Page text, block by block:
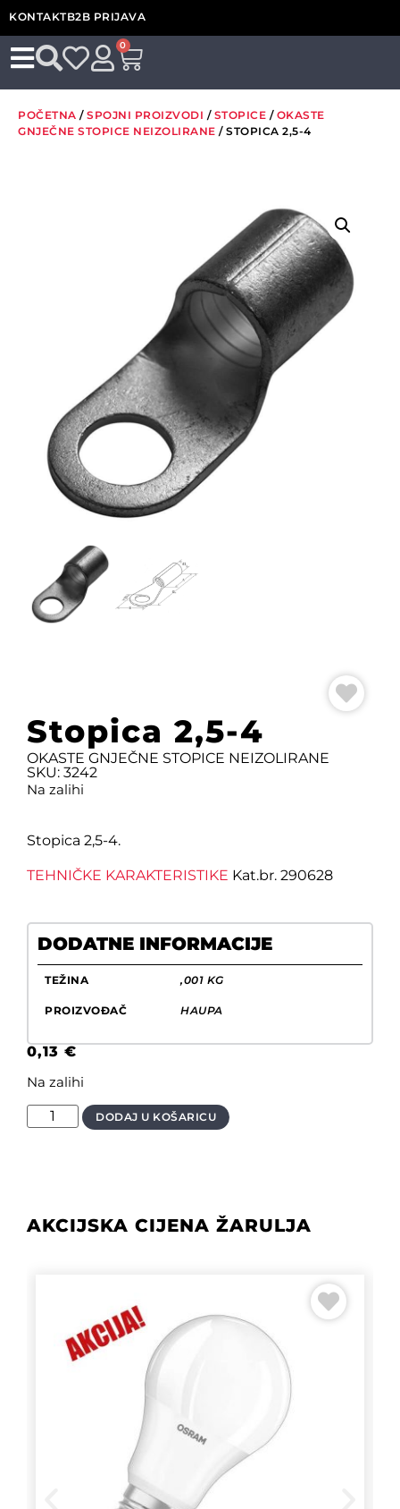
KONTAKTB2B PRIJAVA
0
POČETNA / SPOJNI PROIZVODI / STOPICE / OKASTE
GNJEČNE STOPICE NEIZOLIRANE / STOPICA 2,5-4
Stopica 2,5-4
OKASTE GNJEČNE STOPICE NEIZOLIRANE
SKU: 3242
Na zalihi
Stopica 2,5-4.
TEHNIČKE KARAKTERISTIKE Kat.br. 290628
DODATNE INFORMACIJE
TEŽINA ,001 KG
PROIZVOĐAČ HAUPA
0,13 €
Na zalihi
DODAJ U KOŠARICU
AKCIJSKA CIJENA ŽARULJA